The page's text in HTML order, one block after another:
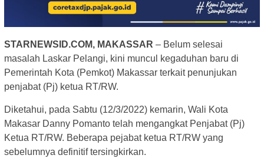
STARNEWSID.COM, MAKASSAR – Belum selesai
masalah Laskar Pelangi, kini muncul kegaduhan baru di
Pemerintah Kota (Pemkot) Makassar terkait penunjukan
penjabat (Pj) ketua RT/RW.
Diketahui, pada Sabtu (12/3/2022) kemarin, Wali Kota
Makasar Danny Pomanto telah mengangkat Penjabat (Pj)
Ketua RT/RW. Beberapa pejabat ketua RT/RW yang
sebelumnya definitif tersingkirkan.